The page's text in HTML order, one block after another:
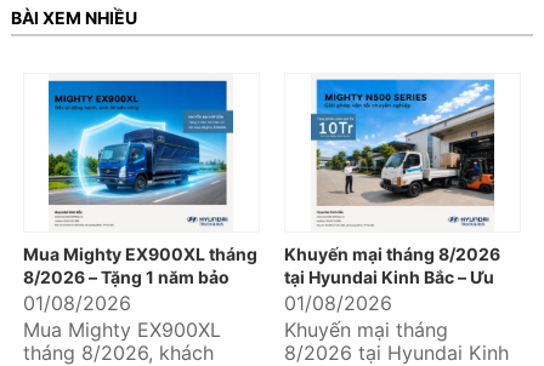
BÀI XEM NHIỀU
Mua Mighty EX900XL tháng
8/2026 – Tặng 1 năm bảo
hiểm thân vỏ
01/08/2026
Mua Mighty EX900XL
tháng 8/2026, khách
Khuyến mại tháng 8/2026
tại Hyundai Kinh Bắc – Ưu
đãi hấp dẫn khi mua xe
Hyundai
01/08/2026
Khuyến mại tháng
8/2026 tại Hyundai Kinh